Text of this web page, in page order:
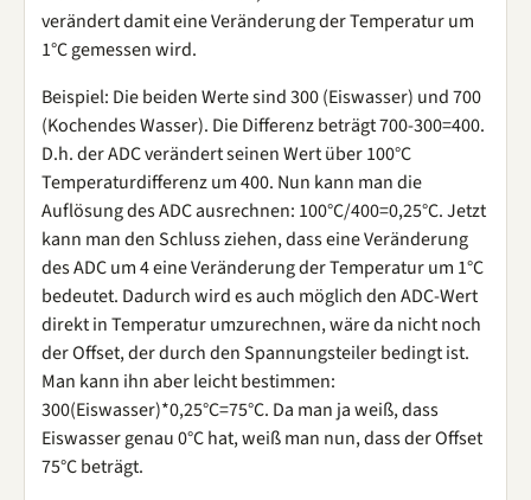
verändert damit eine Veränderung der Temperatur um
1°C gemessen wird.
Beispiel: Die beiden Werte sind 300 (Eiswasser) und 700
(Kochendes Wasser). Die Differenz beträgt 700-300=400.
D.h. der ADC verändert seinen Wert über 100°C
Temperaturdifferenz um 400. Nun kann man die
Auflösung des ADC ausrechnen: 100°C/400=0,25°C. Jetzt
kann man den Schluss ziehen, dass eine Veränderung
des ADC um 4 eine Veränderung der Temperatur um 1°C
bedeutet. Dadurch wird es auch möglich den ADC-Wert
direkt in Temperatur umzurechnen, wäre da nicht noch
der Offset, der durch den Spannungsteiler bedingt ist.
Man kann ihn aber leicht bestimmen:
300(Eiswasser)*0,25°C=75°C. Da man ja weiß, dass
Eiswasser genau 0°C hat, weiß man nun, dass der Offset
75°C beträgt.